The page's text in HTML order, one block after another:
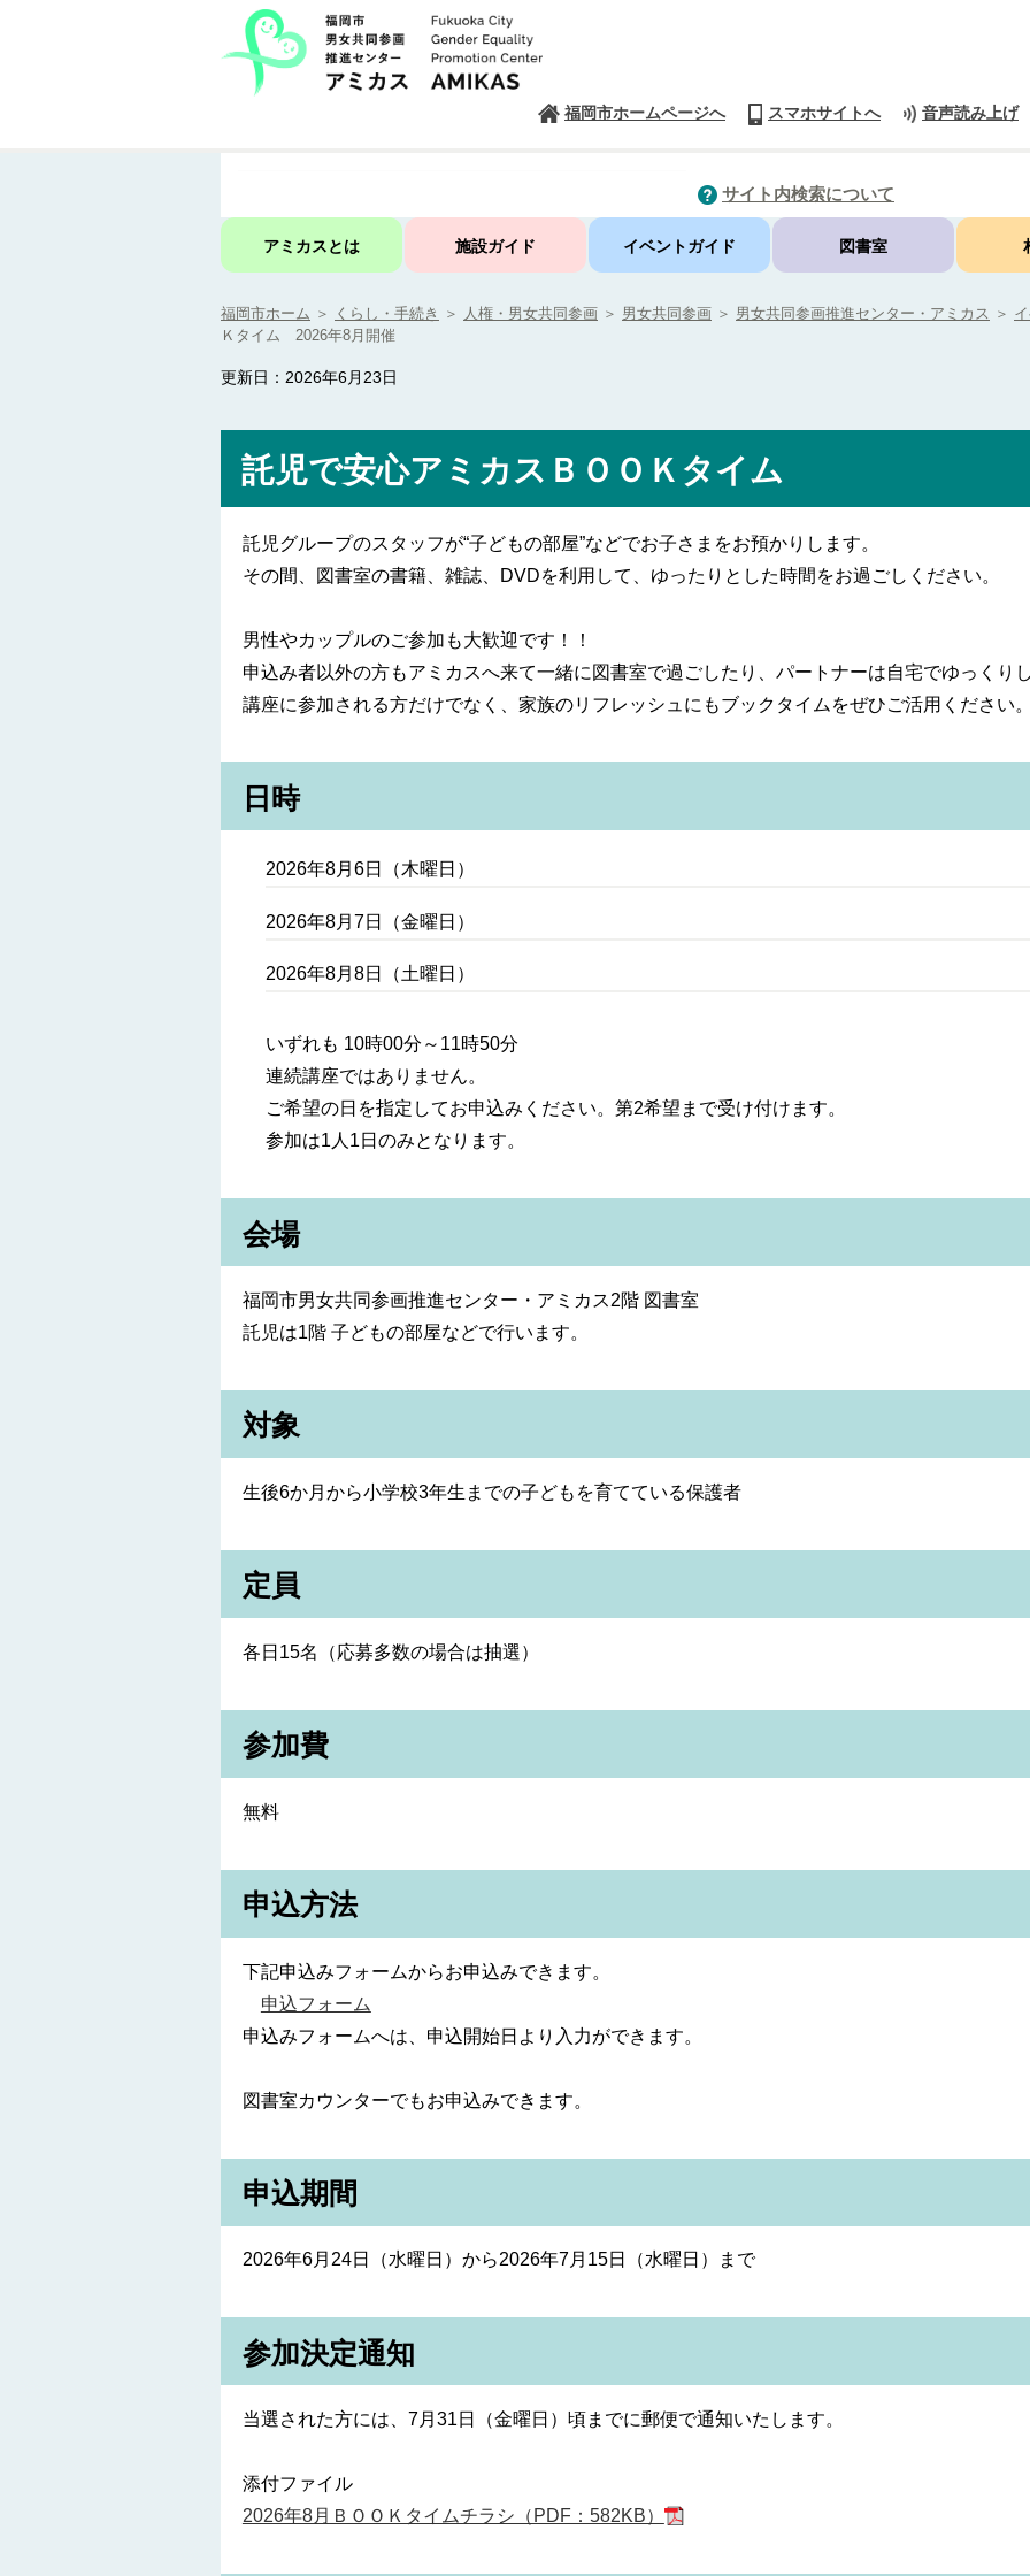
福岡市ホームページへ スマホサイトへ 音声読み上げ
サイト内検索について
アミカスとは 施設ガイド イベントガイド 図書室
福岡市ホーム ＞ くらし・手続き ＞ 人権・男女共同参画 ＞ 男女共同参画 ＞ 男女共同参画推進センター・アミカス ＞
Ｋタイム 2026年8月開催
更新日：2026年6月23日
託児で安心アミカスＢＯＯＫタイム
託児グループのスタッフが“子どもの部屋”などでお子さまをお預かりします。
その間、図書室の書籍、雑誌、DVDを利用して、ゆったりとした時間をお過ごしください。
男性やカップルのご参加も大歓迎です！！
申込み者以外の方もアミカスへ来て一緒に図書室で過ごしたり、パートナーは自宅でゆっくり
講座に参加される方だけでなく、家族のリフレッシュにもブックタイムをぜひご活用ください。
日時
2026年8月6日（木曜日）
2026年8月7日（金曜日）
2026年8月8日（土曜日）
いずれも 10時00分～11時50分
連続講座ではありません。
ご希望の日を指定してお申込みください。第2希望まで受け付けます。
参加は1人1日のみとなります。
会場
福岡市男女共同参画推進センター・アミカス2階 図書室
託児は1階 子どもの部屋などで行います。
対象
生後6か月から小学校3年生までの子どもを育てている保護者
定員
各日15名（応募多数の場合は抽選）
参加費
無料
申込方法
下記申込みフォームからお申込みできます。
申込フォーム
申込みフォームへは、申込開始日より入力ができます。
図書室カウンターでもお申込みできます。
申込期間
2026年6月24日（水曜日）から2026年7月15日（水曜日）まで
参加決定通知
当選された方には、7月31日（金曜日）頃までに郵便で通知いたします。
添付ファイル
2026年8月ＢＯＯＫタイムチラシ（PDF：582KB）